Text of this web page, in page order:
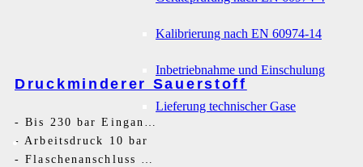
Kalibrierung nach EN 60974-14
Inbetriebnahme und Einschulung
Lieferung technischer Gase
Druckminderer Sauerstoff
-Bis 230 bar Eingangsdruck
-Arbeitsdruck 10 bar
-Flaschenanschluss G3/4RH